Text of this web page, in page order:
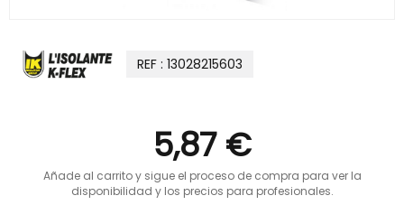
REF : 13028215603
5,87 €
Añade al carrito y sigue el proceso de compra para ver la
disponibilidad y los precios para profesionales.